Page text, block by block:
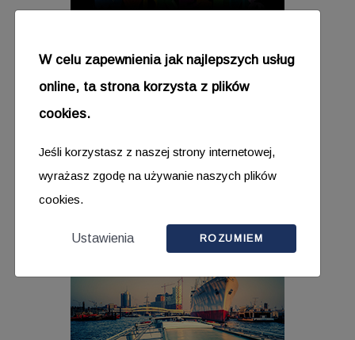
MARKETING I REKLAMA
FINANSE I BIURO
W celu zapewnienia jak najlepszych usług
online, ta strona korzysta z plików
cookies.
Jeśli korzystasz z naszej strony internetowej,
wyrażasz zgodę na używanie naszych plików
cookies.
Ustawienia ROZUMIEM